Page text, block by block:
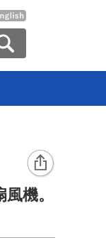
機。